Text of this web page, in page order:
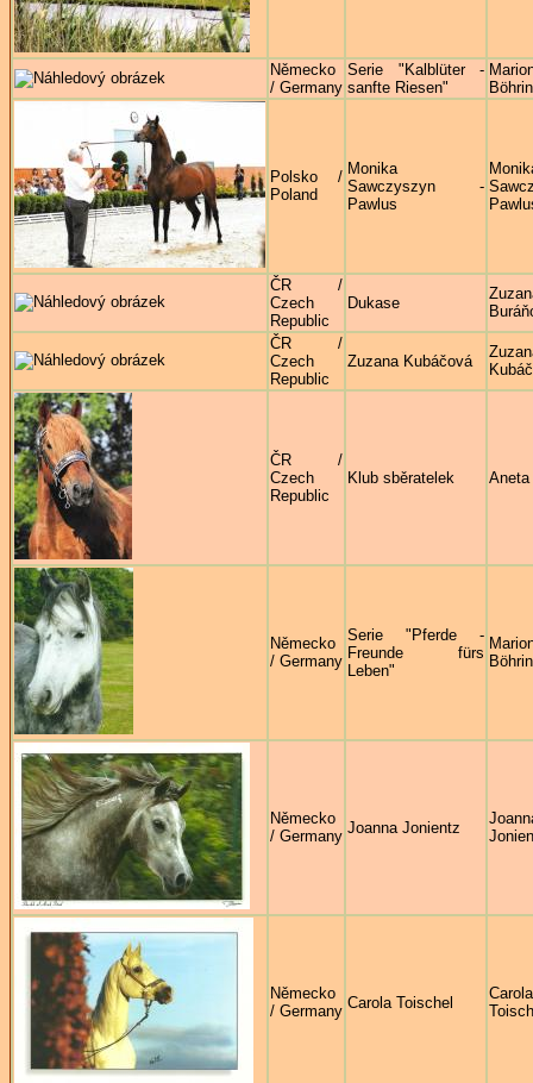
Německo
/ Germany
Serie "Kalblüter -
sanfte Riesen"
Polsko /
Poland
Monika
Sawczyszyn -
Pawlus
ČR /
Czech
Republic
Dukase
ČR /
Czech
Republic
Zuzana Kubáčová
ČR /
Czech
Republic
Klub sběratelek Aneta
Německo
/ Germany
Serie "Pferde -
Freunde fürs
Leben"
Německo
/ Germany Joanna Jonientz
Německo
/ Germany Carola Toischel
Carola